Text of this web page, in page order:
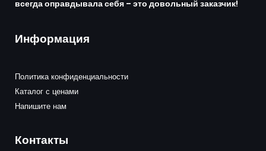
всегда оправдывала себя – это довольный заказчик!
Информация
Политика конфиденциальности
Каталог с ценами
Напишите нам
Контакты